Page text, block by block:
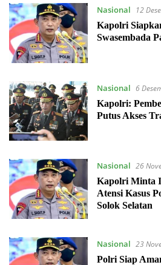
Nasional
12
Kapolri
Swasembada
Nasional 6
Kapolri:
Putus Akses
Nasional 26
Kapolri Minta
Atensi Kasus
Solok Selatan
Nasional 23
Polri Siap